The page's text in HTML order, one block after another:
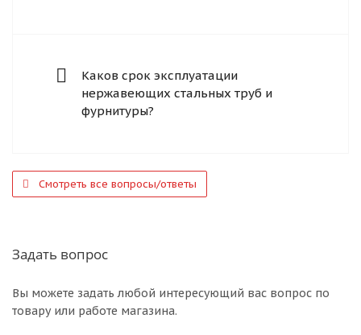
Каков срок эксплуатации
нержавеющих стальных труб и
фурнитуры?
Смотреть все вопросы/ответы
Задать вопрос
Вы можете задать любой интересующий вас вопрос по
товару или работе магазина.